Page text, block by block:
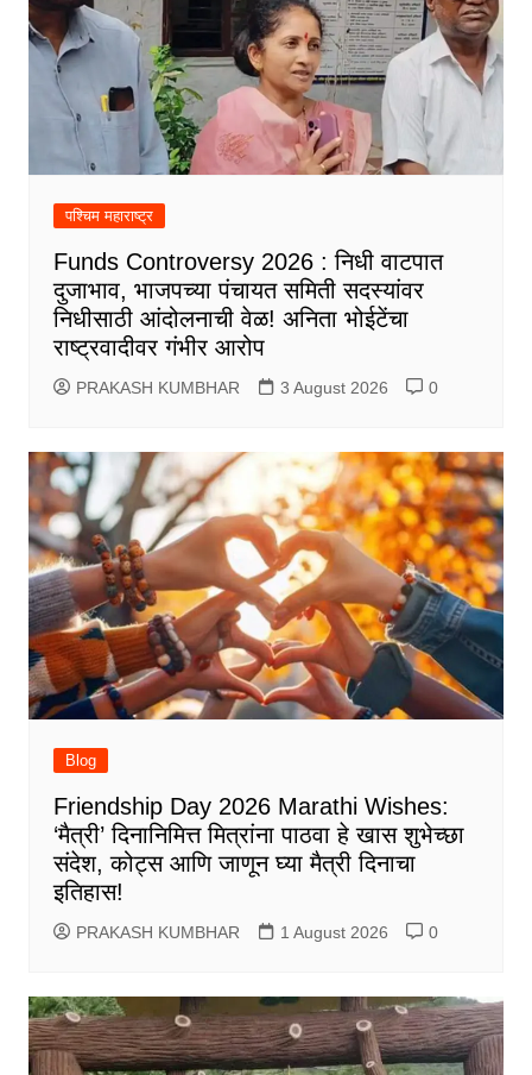
पश्चिम महाराष्ट्र
Funds Controversy 2026 : निधी वाटपात
दुजाभाव, भाजपच्या पंचायत समिती सदस्यांवर
निधीसाठी आंदोलनाची वेळ! अनिता भोईटेंचा
राष्ट्रवादीवर गंभीर आरोप
PRAKASH KUMBHAR 3 August 2026 0
Blog
Friendship Day 2026 Marathi Wishes:
‘मैत्री’ दिनानिमित्त मित्रांना पाठवा हे खास शुभेच्छा
संदेश, कोट्स आणि जाणून घ्या मैत्री दिनाचा
इतिहास!
PRAKASH KUMBHAR 1 August 2026 0